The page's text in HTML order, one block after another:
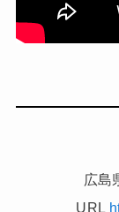
広島
URL